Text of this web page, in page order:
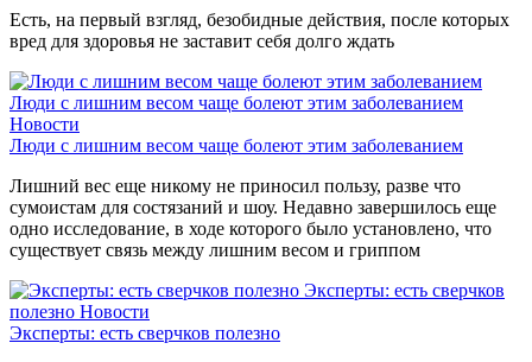
Есть, на первый взгляд, безобидные действия, после которых
вред для здоровья не заставит себя долго ждать
Люди с лишним весом чаще болеют этим заболеванием
Новости
Люди с лишним весом чаще болеют этим заболеванием
Лишний вес еще никому не приносил пользу, разве что
сумоистам для состязаний и шоу. Недавно завершилось еще
одно исследование, в ходе которого было установлено, что
существует связь между лишним весом и гриппом
Эксперты: есть сверчков
полезно Новости
Эксперты: есть сверчков полезно